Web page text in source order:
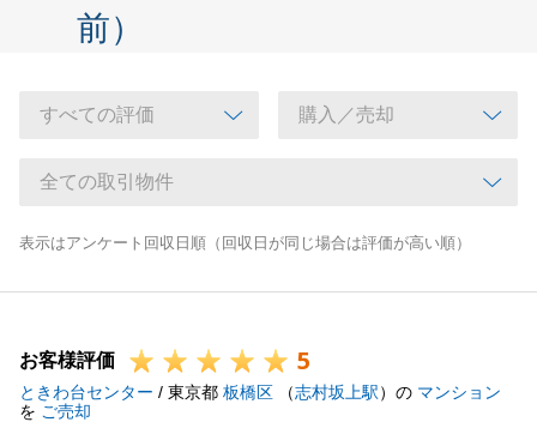
前）
表示はアンケート回収日順（回収日が同じ場合は評価が高い順）
お客様評価 5
ときわ台センター / 東京都 板橋区 （志村坂上駅）の マンション
を ご売却